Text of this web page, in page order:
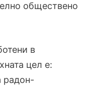
обществено
в
цел е:
радон-